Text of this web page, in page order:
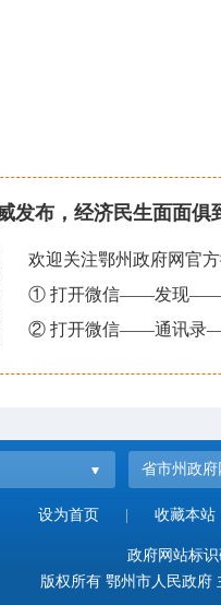
发布，经济民生面面俱
欢迎关注鄂州政府网官
① 打开微信——发现——
② 打开微信——通讯录
省市州政府
设为首页 | 收藏本站
政府网站标
版权所有 鄂州市人民政府